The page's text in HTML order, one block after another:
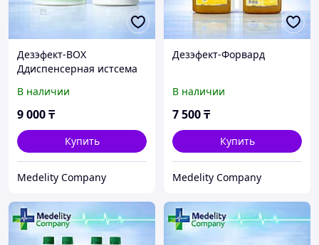
Дезэфект-ВОХ
Ддиспенсерная истсема
В наличии
9 000₸
Купить
Medelity Company
Дезэфект-Форвард
В наличии
7 500₸
Купить
Medelity Company